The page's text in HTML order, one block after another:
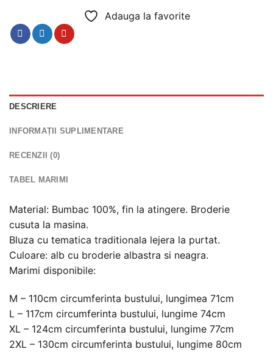
Adauga la favorite
DESCRIERE
INFORMAȚII SUPLIMENTARE
RECENZII (0)
TABEL MARIMI
Material: Bumbac 100%, fin la atingere. Broderie
cusuta la masina.
Bluza cu tematica traditionala lejera la purtat.
Culoare: alb cu broderie albastra si neagra.
Marimi disponibile:
M – 110cm circumferinta bustului, lungimea 71cm
L – 117cm circumferinta bustului, lungime 74cm
XL – 124cm circumferinta bustului, lungime 77cm
2XL – 130cm circumferinta bustului, lungime 80cm